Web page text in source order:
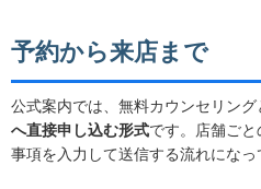
予約から来店まで
公式案内では、無料カウンセリン
へ直接申し込む形式です。店舗ご
事項を入力して送信する流れになっ